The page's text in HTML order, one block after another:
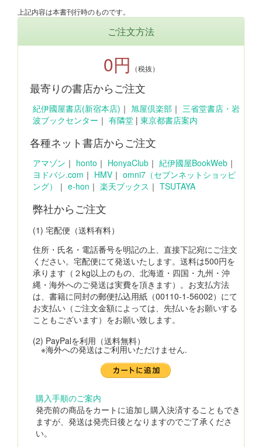
上記内容は本書刊行時のものです。
ご注文方法
0円 （税抜）
最寄りの書店からご注文
紀伊國屋書店(新宿本店) ｜ 旭屋倶楽部 ｜ 三省堂書店・岩
波ブックセンター ｜ 有隣堂 | 東京都書店案内
各種ネット書店からご注文
アマゾン ｜ honto ｜ HonyaClub ｜ 紀伊國屋BookWeb ｜
ヨドバシ.com ｜ HMV ｜ omni7（セブンネットショッピ
ング）
｜ e-hon ｜ 楽天ブックス ｜ TSUTAYA
弊社からご注文
(1) 宅配便（送料有料）
住所・氏名・電話番号を明記の上、直接下記宛にご注文
ください。宅配便にて発送いたします。送料は500円を
承ります（２kg以上のもの、北海道・四国・九州・沖
縄・海外へのご発送は実費を頂きます）。お支払方法
は、書籍に同封の郵便払込用紙（00110-1-56002）にて
お支払い（ご注文金額によっては、先払いをお願いする
こともございます）をお願い致します。
(2) PayPalを利用（送料無料）
※海外への発送はご利用いただけません.
購入手順のご案内
発売前の商品をカートに追加し購入決済することもでき
ますが、発送は発売日後となりますのでご了承くださ
い。